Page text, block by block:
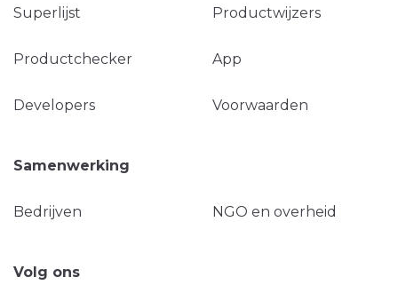
Superlijst Productwijzers
Productchecker App
Developers Voorwaarden
Samenwerking
Bedrijven NGO en overheid
Volg ons